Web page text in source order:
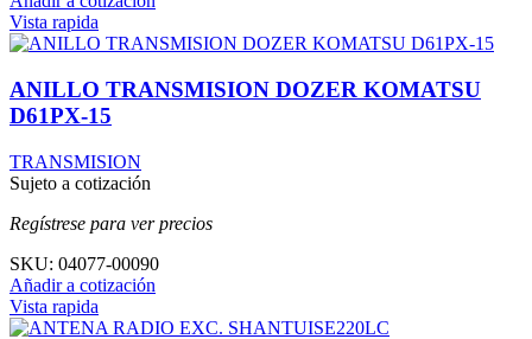
Vista rapida
ANILLO TRANSMISION DOZER KOMATSU
D61PX-15
TRANSMISION
Sujeto a cotización
Regístrese para ver precios
SKU: 04077-00090
Añadir a cotización
Vista rapida